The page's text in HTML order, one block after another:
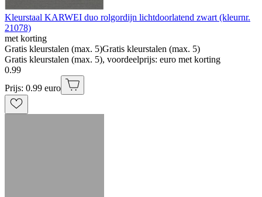
Kleurstaal KARWEI duo rolgordijn lichtdoorlatend zwart (kleurnr.
21078)
met korting
Gratis kleurstalen (max. 5)Gratis kleurstalen (max. 5)
Gratis kleurstalen (max. 5), voordeelprijs: euro met korting
0.99
Prijs: 0.99 euro